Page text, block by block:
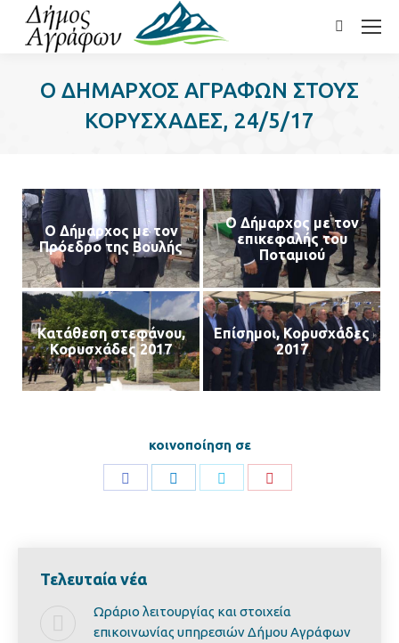
Search:
Ο ΔΗΜΑΡΧΟΣ ΑΓΡΑΦΩΝ ΣΤΟΥΣ
ΚΟΡΥΣΧΑΔΕΣ, 24/5/17
Ο Δήμαρχος με τον
Πρόεδρο της Βουλής
Ο Δήμαρχος με τον
επικεφαλής του
Ποταμιού
Κατάθεση στεφάνου,
Κορυσχάδες 2017
Επίσημοι, Κορυσχάδες
2017
κοινοποίηση σε
Τελευταία νέα
Ωράριο λειτουργίας και στοιχεία
επικοινωνίας υπηρεσιών Δήμου Αγράφων